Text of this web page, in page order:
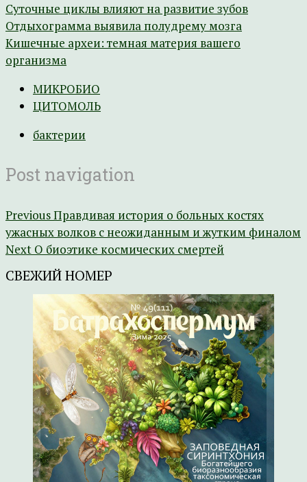
Суточные циклы влияют на развитие зубов
Отдыхограмма выявила полудрему мозга
Кишечные археи: темная материя вашего
организма
МИКРОБИО
ЦИТОМОЛЬ
бактерии
Post navigation
PreviousПравдивая история о больных костях
ужасных волков с неожиданным и жутким финалом
Next О биоэтике космических смертей
СВЕЖИЙ НОМЕР